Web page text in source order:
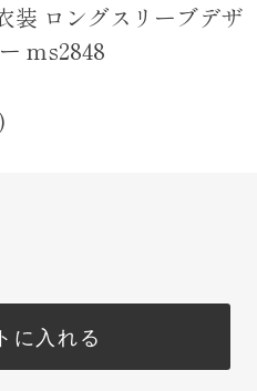
装 ロングスリーブデザ
ms2848
に入れる